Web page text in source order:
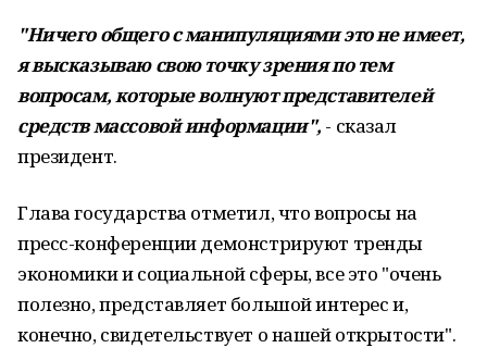
"Ничего общего с манипуляциями это не имеет,
я высказываю свою точку зрения по тем
вопросам, которые волнуют представителей
средств массовой информации", - сказал
президент.
Глава государства отметил, что вопросы на
пресс-конференции демонстрируют тренды
экономики и социальной сферы, все это "очень
полезно, представляет большой интерес и,
конечно, свидетельствует о нашей открытости".